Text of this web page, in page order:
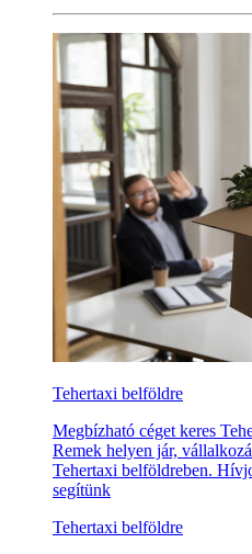
Tehertaxi belföldre
Megbízható céget keres
Remek helyen jár,
Tehertaxi belföldreben.
segítünk
Tehertaxi belföldre